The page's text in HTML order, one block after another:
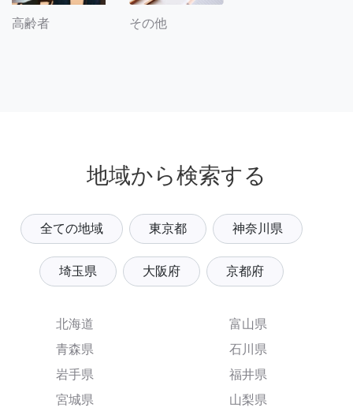
高齢者 その他
地域から検索する
全ての地域 東京都 神奈川県
埼玉県 大阪府 京都府
北海道
青森県
岩手県
宮城県
富山県
石川県
福井県
山梨県